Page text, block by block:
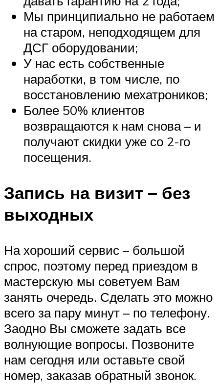
Мы принципиально не работаем
на старом, неподходящем для
ДСГ оборудовании;
У нас есть собственные
наработки, в том числе, по
восстановлению мехатроников;
Более 50% клиентов
возвращаются к нам снова – и
получают скидки уже со 2-го
посещения.
Запись на визит – без
выходных
На хороший сервис – большой
спрос, поэтому перед приездом в
мастерскую мы советуем Вам
занять очередь. Сделать это можно
всего за пару минут – по телефону.
Заодно Вы сможете задать все
волнующие вопросы. Позвоните
нам сегодня или оставьте свой
номер, заказав обратный звонок.